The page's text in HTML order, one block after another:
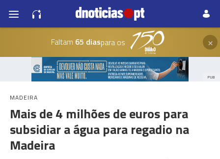
Faltam 65 diaspara os ×
PUB
MADEIRA
Mais de 4 milhões de euros para
subsidiar a água para regadio na
Madeira